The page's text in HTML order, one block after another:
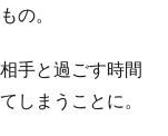
もの。
手と過ごす時間
しまうことに。